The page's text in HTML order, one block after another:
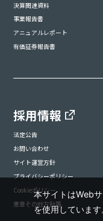
決算関連資料
事業報告書
アニュアルレポート
有価証券報告書
採用情報
法定公告
お問い合わせ
サイト運営方針
プライバシーポリシー
Cookieポリシー
憲章その他方針等
本サイトはWeb
を使用していま